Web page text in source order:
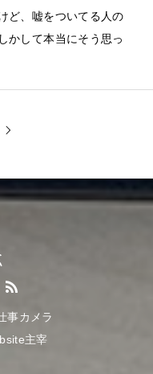
ど、嘘をついてる人の
かして本当にそう思っ

事カメラ
主宰